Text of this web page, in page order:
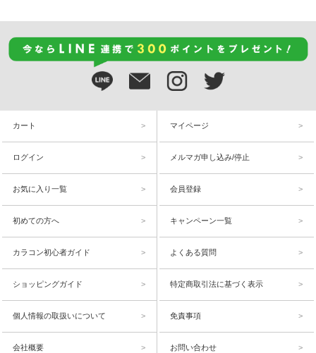
カート マイページ
ログイン メルマガ申し込み/停止
お気に入り一覧 会員登録
初めての方へ キャンペーン一覧
カラコン初心者ガイド よくある質問
ショッピングガイド 特定商取引法に基づく表示
個人情報の取扱いについて 免責事項
会社概要 お問い合わせ